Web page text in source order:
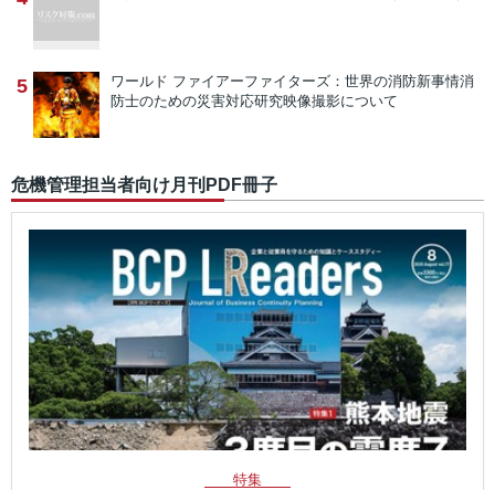
5 ワールド ファイアーファイターズ：世界の消防新事情消
防士のための災害対応研究映像撮影について
危機管理担当者向け月刊PDF冊子
特集